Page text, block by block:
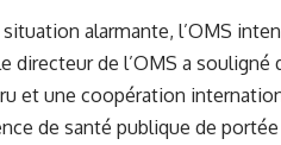
alarmante, l’OMS
directeur de l’OMS a
et une coopération
de santé publique de